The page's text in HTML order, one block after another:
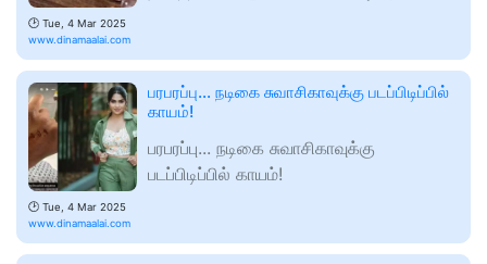
🕑 Tue, 4 Mar 2025
www.dinamaalai.com
🕑 Tue, 4 Mar 2025
www.dinamaalai.com
பரபரப்பு... நடிகை சுவாசிகாவுக்கு படப்பிடிப்பில்
காயம்!
பரபரப்பு... நடிகை சுவாசிகாவுக்கு
படப்பிடிப்பில் காயம்!